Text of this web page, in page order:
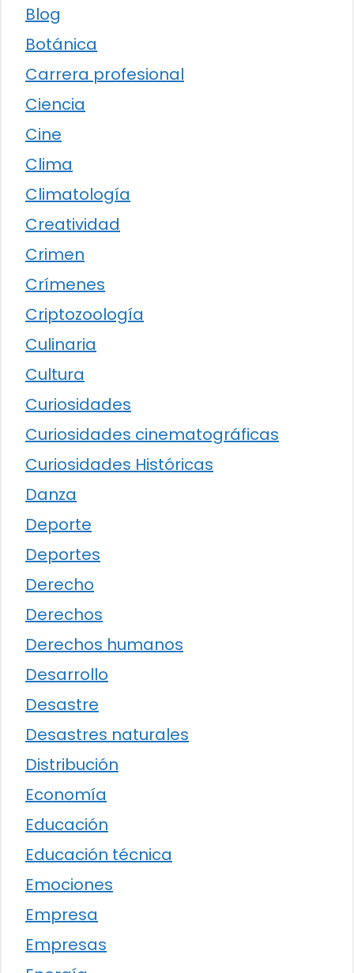
Blog
Botánica
Carrera profesional
Ciencia
Cine
Clima
Climatología
Creatividad
Crimen
Crímenes
Criptozoología
Culinaria
Cultura
Curiosidades
Curiosidades cinematográficas
Curiosidades Históricas
Danza
Deporte
Deportes
Derecho
Derechos
Derechos humanos
Desarrollo
Desastre
Desastres naturales
Distribución
Economía
Educación
Educación técnica
Emociones
Empresa
Empresas